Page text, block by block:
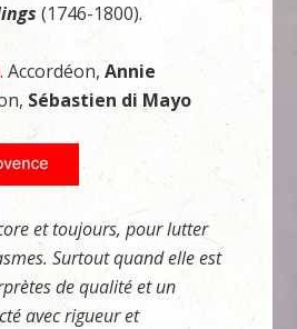
(1746-1800).
. Accordéon,Annie
Sébastien di Mayo
et toujours, pour lutter
Surtout quand elle est
de qualité et un
avec rigueur et